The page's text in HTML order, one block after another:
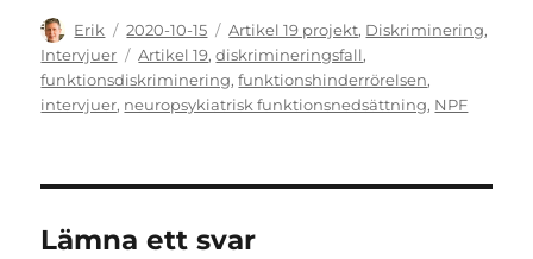
Författare
Erik
Publicerat
den
2020-10-15 Kategorier
Artikel 19 projekt, Diskriminering,
Intervjuer
Etiketter
Artikel 19,diskrimineringsfall,
funktionsdiskriminering,funktionshinderrörelsen,
intervjuer, neuropsykiatrisk funktionsnedsättning, NPF
Lämna ett svar